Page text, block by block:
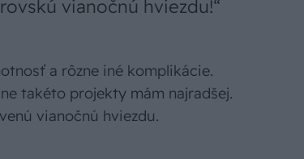
vianočnú hviezdu!“
a rôzne iné komplikácie.
takéto projekty mám najradšej.
vianočnú hviezdu.